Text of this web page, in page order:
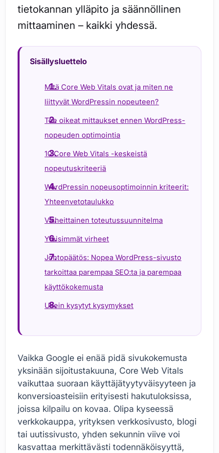
tietokannan ylläpito ja säännöllinen
mittaaminen – kaikki yhdessä.
Sisällysluettelo
Mitä Core Web Vitals ovat ja miten ne
liittyvät WordPressin nopeuteen?
Tee oikeat mittaukset ennen WordPress-
nopeuden optimointia
10 Core Web Vitals -keskeistä
nopeutuskriteeriä
WordPressin nopeusoptimoinnin kriteerit:
Yhteenvetotaulukko
Vaiheittainen toteutussuunnitelma
Yleisimmät virheet
Johtopäätös: Nopea WordPress-sivusto
tarkoittaa parempaa SEO:ta ja parempaa
käyttökokemusta
Usein kysytyt kysymykset
Vaikka Google ei enää pidä sivukokemusta
yksinään sijoitustakuuna, Core Web Vitals
vaikuttaa suoraan käyttäjätyytyväisyyteen ja
konversioasteisiin erityisesti hakutuloksissa,
joissa kilpailu on kovaa. Olipa kyseessä
verkkokauppa, yrityksen verkkosivusto, blogi
tai uutissivusto, yhden sekunnin viive voi
kasvattaa merkittävästi todennäköisyyttä,